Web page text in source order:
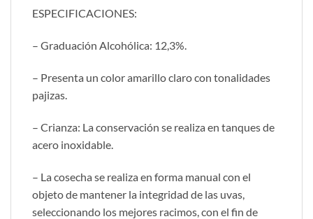
ESPECIFICACIONES:
– Graduación Alcohólica: 12,3%.
– Presenta un color amarillo claro con tonalidades
pajizas.
– Crianza: La conservación se realiza en tanques de
acero inoxidable.
– La cosecha se realiza en forma manual con el
objeto de mantener la integridad de las uvas,
seleccionando los mejores racimos, con el fin de